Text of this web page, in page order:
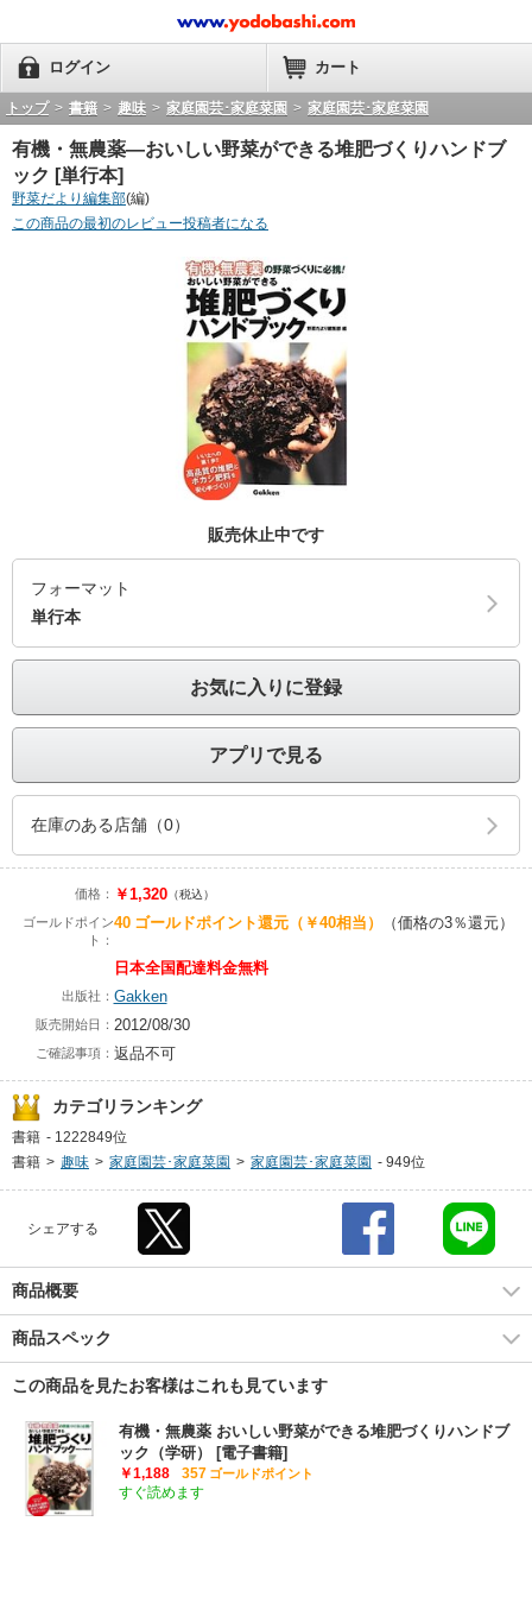
ログイン カート
トップ > 書籍 > 趣味 > 家庭園芸･家庭菜園 > 家庭園芸･家庭菜園
有機・無農薬―おいしい野菜ができる堆肥づくりハンドブ
ック [単行本]
野菜だより編集部(編)
この商品の最初のレビュー投稿者になる
販売休止中です
フォーマット
単行本
お気に入りに登録
アプリで見る
在庫のある店舗（0）
価格： ￥1,320（税込）
ゴールドポイン
ト：
40 ゴールドポイント還元（￥40相当） （価格の3％還元）
日本全国配達料金無料
出版社： Gakken
販売開始日： 2012/08/30
ご確認事項： 返品不可
カテゴリランキング
書籍 - 1222849位
書籍 > 趣味 > 家庭園芸･家庭菜園 > 家庭園芸･家庭菜園 - 949位
シェアする
商品概要
商品スペック
この商品を見たお客様はこれも見ています
有機・無農薬 おいしい野菜ができる堆肥づくりハンドブ
ック（学研） [電子書籍]
￥1,188 357 ゴールドポイント
すぐ読めます